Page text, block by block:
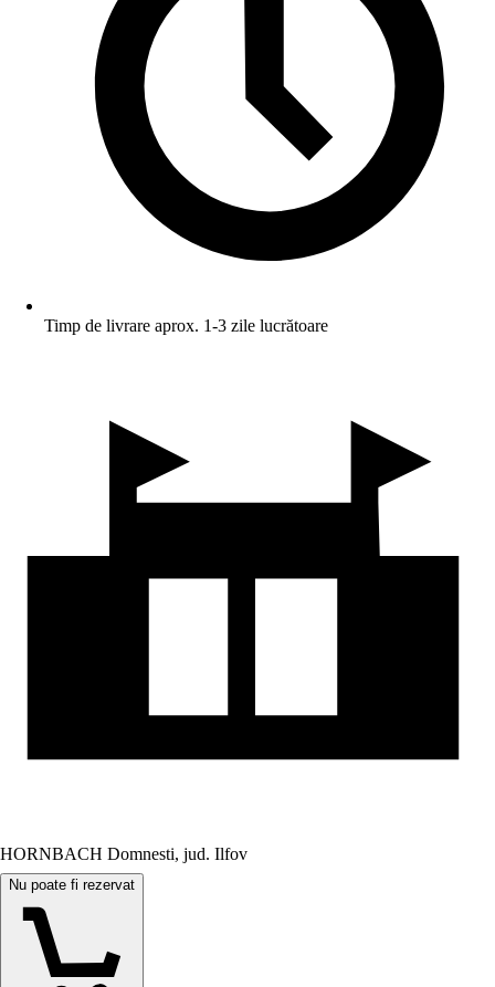
Timp de livrare aprox. 1-3 zile lucrătoare
HORNBACH Domnesti, jud. Ilfov
Nu poate fi rezervat